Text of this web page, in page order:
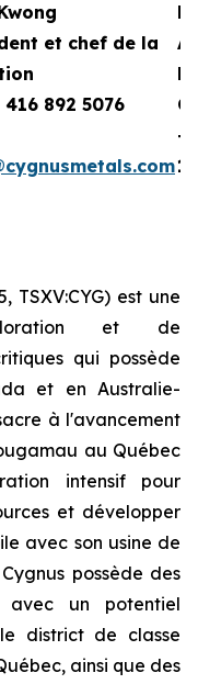
et chef de la
416 892 5076
TSXV:CYG) est une
et de
qui possède
et en Australie-
à l'avancement
au Québec
intensif pour
et développer
avec son usine de
possède des
un potentiel
district de classe
ainsi que des